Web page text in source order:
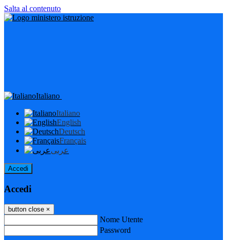
Salta al contenuto
Italiano
Italiano
English
Deutsch
Français
عربى
Accedi
Accedi
button close ×
Nome Utente
Password